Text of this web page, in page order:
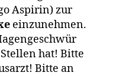
Aspirin) zur
einzunehmen.
hat! Bitte
Bitte an